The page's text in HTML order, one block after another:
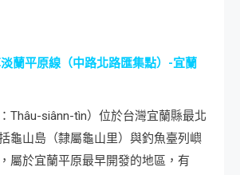
蘭平原線（中路北路匯集點）-宜蘭
：Thâu-siânn-tìn）位於台灣宜蘭縣最北
龜山島（隸屬龜山里）與釣魚臺列嶼
屬於宜蘭平原最早開發的地區，有